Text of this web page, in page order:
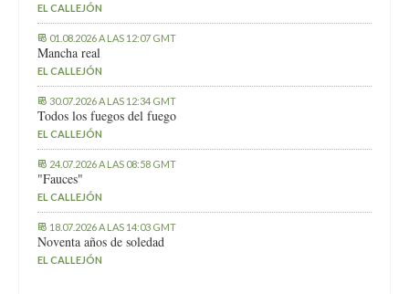
EL CALLEJÓN
01.08.2026 A LAS 12:07 GMT
Mancha real
EL CALLEJÓN
30.07.2026 A LAS 12:34 GMT
Todos los fuegos del fuego
EL CALLEJÓN
24.07.2026 A LAS 08:58 GMT
"Fauces"
EL CALLEJÓN
18.07.2026 A LAS 14:03 GMT
Noventa años de soledad
EL CALLEJÓN